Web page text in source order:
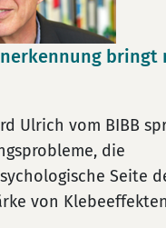
bringt
Ulrich vom BIBB
die
Seite
von